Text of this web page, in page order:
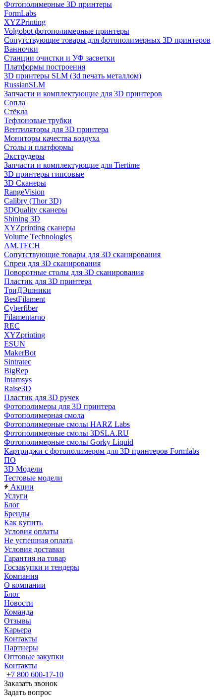
Фотополимерные 3D принтеры
FormLabs
XYZPrinting
Volgobot фотополимерные принтеры
Сопутствующие товары для фотополимерных 3D принтеров
Ванночки
Станции очистки и УФ засветки
Платформы построения
3D принтеры SLM (3d печать металлом)
RussianSLM
Запчасти и комплектующие для 3D принтеров
Сопла
Cтёкла
Тефлоновые трубки
Вентиляторы для 3D принтера
Мониторы качества воздуха
Столы и платформы
Экструдеры
Запчасти и комплектующие для Tiertime
3D принтеры гипсовые
3D Сканеры
RangeVision
Calibry (Thor 3D)
3DQuality сканеры
Shining 3D
XYZprinting сканеры
Volume Technologies
AM.TECH
Сопутствующие товары для 3D сканирования
Спреи для 3D сканирования
Поворотные столы для 3D сканирования
Пластик для 3D принтера
ТриДЭшники
BestFilament
Cyberfiber
Filamentarno
REC
XYZprinting
ESUN
MakerBot
Sintratec
BigRep
Intamsys
Raise3D
Пластик для 3D ручек
Фотополимеры для 3D принтера
Фотополимерная смола
Фотополимерные смолы HARZ Labs
Фотополимерные смолы 3DSLA.RU
Фотополимерные смолы Gorky Liquid
Картриджи с фотополимером для 3D принтеров Formlabs
ПО
3D Модели
Тестовые модели
Акции
Услуги
Блог
Бренды
Как купить
Условия оплаты
Не успешная оплата
Условия доставки
Гарантия на товар
Госзакупки и тендеры
Компания
О компании
Блог
Новости
Команда
Отзывы
Карьера
Контакты
Партнеры
Оптовые закупки
Контакты
+7 800 600-17-10
Заказать звонок
Задать вопрос